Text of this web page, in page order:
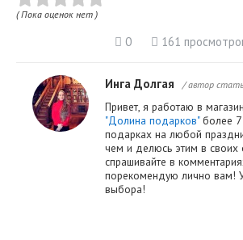
( Пока оценок нет )
0 161
Инга Долгая / автор
Привет, я работаю в
"Долина подарков"более 7
подарках на любой
чем и делюсь этим в своих
спрашивайте в
порекомендую лично вам!
выбора!